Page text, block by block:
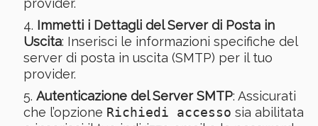
Immetti i Dettagli del Server di Posta in
Uscita: Inserisci le informazioni specifiche del
server di posta in uscita (SMTP) per il tuo
provider.
Autenticazione del Server SMTP: Assicurati
che l’opzione Richiedi accesso sia abilitata